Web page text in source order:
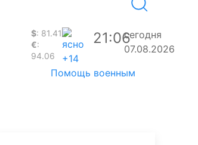
$: 81.41
€:
94.06
+14
21:06сегодня
07.08.2026
Помощь военным